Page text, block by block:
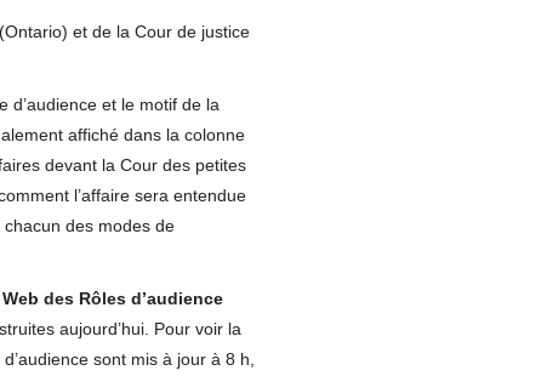
et de la Cour de justice
d’audience et le motif de la
affiché dans la colonne
devant la Cour des petites
l’affaire sera entendue
des modes de
des Rôles d’audience
aujourd’hui. Pour voir la
sont mis à jour à 8 h,